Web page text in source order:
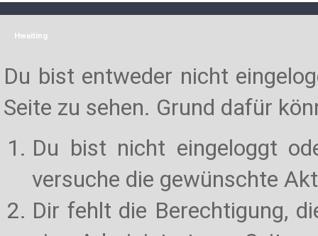
Hwaiting
Du bist entweder nicht
Seite zu sehen. Grund dafür
Du bist nicht eingeloggt
versuche die gewünschte
Dir fehlt die Berechtigung,